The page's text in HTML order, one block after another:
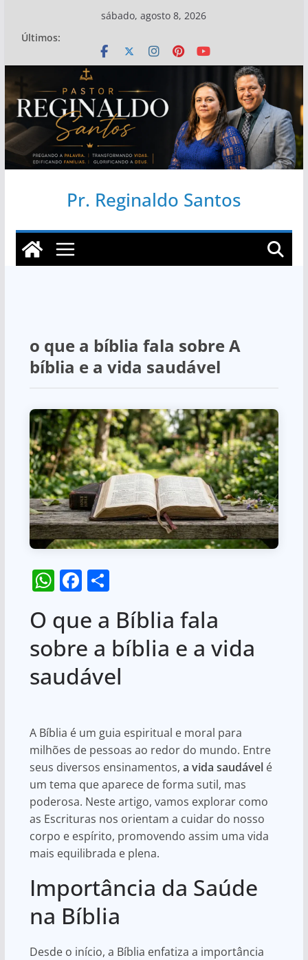
conteúdo
sábado, agosto 8, 2026
Últimos:
Pr. Reginaldo Santos
o que a bíblia fala sobre A
bíblia e a vida saudável
W
h
at
s
A
p
F
a
c
e
b
o
k
S
ar
e
O que a Bíblia fala
sobre a bíblia e a vida
saudável
A Bíblia é um guia espiritual e moral para
milhões de pessoas ao redor do mundo. Entre
seus diversos ensinamentos, a vida saudávelé
um tema que aparece de forma sutil, mas
poderosa. Neste artigo, vamos explorar como
as Escrituras nos orientam a cuidar do nosso
corpo e espírito, promovendo assim uma vida
mais equilibrada e plena.
Importância da Saúde
na Bíblia
Desde o início, a Bíblia enfatiza a importância